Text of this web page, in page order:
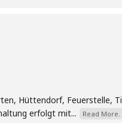
Hüttendorf, Feuerstelle,
erfolgt mit...
Read More.